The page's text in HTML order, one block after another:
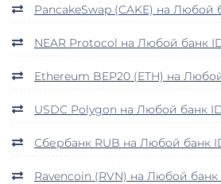
PancakeSwap (CAKE) на Любой
NEAR Protocol на Любой банк
Ethereum BEP20 (ETH) на
USDC Polygon на Любой банк
Сбербанк RUB на Любой банк
Ravencoin (RVN) на Любой банк